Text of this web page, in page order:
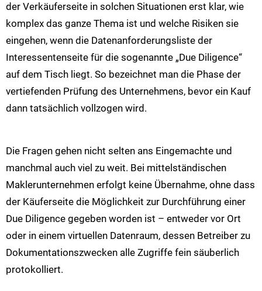
der Verkäuferseite in solchen Situationen erst klar, wie
komplex das ganze Thema ist und welche Risiken sie
eingehen, wenn die Datenanforderungsliste der
Interessentenseite für die sogenannte „Due Diligence“
auf dem Tisch liegt. So bezeichnet man die Phase der
vertiefenden Prüfung des Unternehmens, bevor ein Kauf
dann tatsächlich vollzogen wird.
Die Fragen gehen nicht selten ans Eingemachte und
manchmal auch viel zu weit. Bei mittelständischen
Maklerunternehmen erfolgt keine Übernahme, ohne dass
der Käuferseite die Möglichkeit zur Durchführung einer
Due Diligence gegeben worden ist – entweder vor Ort
oder in einem virtuellen Datenraum, dessen Betreiber zu
Dokumentationszwecken alle Zugriffe fein säuberlich
protokolliert.